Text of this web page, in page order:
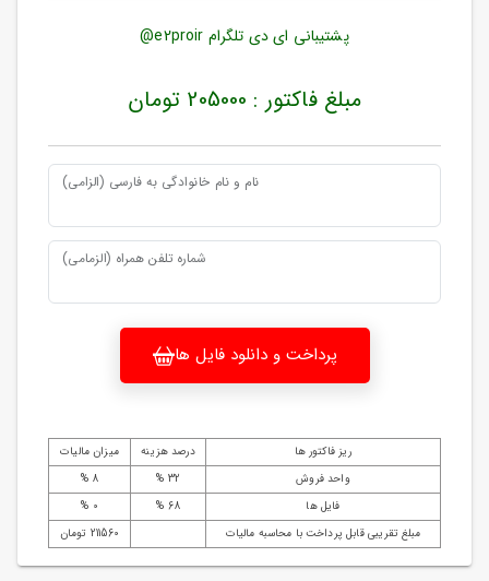
پشتیبانی ای دی تلگرام e2proir@
مبلغ فاکتور : 205000 تومان
نام و نام خانوادگی به فارسی (الزامی)
شماره تلفن همراه (الزمامی)
پرداخت و دانلود فایل ها
ریز فاکتور ها درصد هزینه
میزان مالیات
واحد فروش
32 %
8 %
فایل ها
68 %
0 %
مبلغ تقریبی قابل پرداخت با محاسبه مالیات
211560 تومان